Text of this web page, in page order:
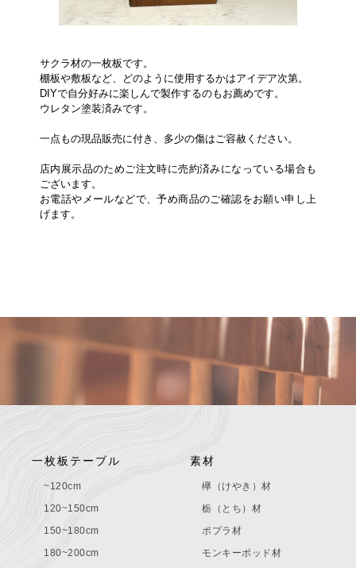
サクラ材の一枚板です。
棚板や敷板など、どのように使用するかはアイデア次第。
DIYで自分好みに楽しんで製作するのもお薦めです。
ウレタン塗装済みです。
一点もの現品販売に付き、多少の傷はご容赦ください。
店内展示品のためご注文時に売約済みになっている場合も
ございます。
お電話やメールなどで、予め商品のご確認をお願い申し上
げます。
一枚板テーブル
~120cm
120~150cm
150~180cm
180~200cm
素材
欅（けやき）材
栃（とち）材
ポプラ材
モンキーポッド材